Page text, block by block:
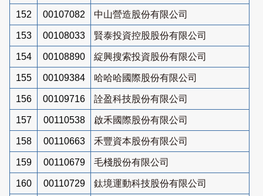
152 00107082 中山營造股份有限公司
153 00108033 賢泰投資控股股份有限公司
154 00108890 綻興搜索投資股份有限公司
155 00109384 哈哈哈國際股份有限公司
156 00109716 詮盈科技股份有限公司
157 00110538 啟禾國際股份有限公司
158 00110663 禾豐資本股份有限公司
159 00110679 毛棧股份有限公司
160 00110729 鈦境運動科技股份有限公司